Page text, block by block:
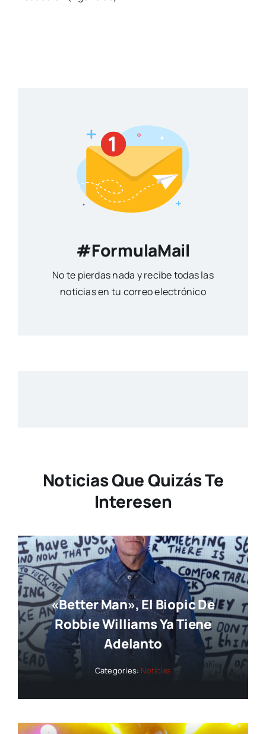
#FormulaMail
No te pierdas nada y recibe todas las
noticias en tu correo electrónico
Noticias Que Quizás Te
Interesen
«Better Man», El Biopic De
Robbie Williams Ya Tiene
Adelanto
Categories: Noticias